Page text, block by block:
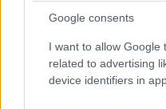
Google consents
I want to allow Google
related to advertising
device identifiers in